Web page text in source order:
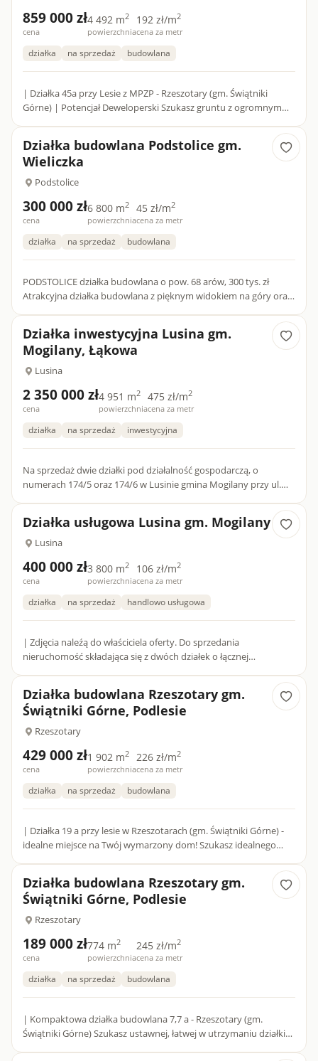
859 000 zł
cena
4 492 m2
powierzchnia
192 zł/m2
cena za metr
działka na sprzedaż budowlana
| Działka 45a przy Lesie z MPZP - Rzeszotary (gm. Świątniki
Górne) | Potencjał Deweloperski Szukasz gruntu z ogromnym
Działka budowlana Podstolice gm.
Wieliczka
Podstolice
300 000 zł
cena
6 800 m2
powierzchnia
45 zł/m2
cena za metr
działka na sprzedaż budowlana
PODSTOLICE działka budowlana o pow. 68 arów, 300 tys. zł
Atrakcyjna działka budowlana z pięknym widokiem na góry oraz
Działka inwestycyjna Lusina gm.
Mogilany, Łąkowa
Lusina
2 350 000 zł
cena
4 951 m2
powierzchnia
475 zł/m2
cena za metr
działka na sprzedaż inwestycyjna
Na sprzedaż dwie działki pod działalność gospodarczą, o
numerach 174/5 oraz 174/6 w Lusinie gmina Mogilany przy ul.
Działka usługowa Lusina gm. Mogilany
Lusina
400 000 zł
cena
3 800 m2
powierzchnia
106 zł/m2
cena za metr
działka na sprzedaż handlowo usługowa
| Zdjęcia naleźą do właściciela oferty. Do sprzedania
nieruchomość składająca się z dwóch działek o łącznej
Działka budowlana Rzeszotary gm.
Świątniki Górne, Podlesie
Rzeszotary
429 000 zł
cena
1 902 m2
powierzchnia
226 zł/m2
cena za metr
działka na sprzedaż budowlana
| Działka 19 a przy lesie w Rzeszotarach (gm. Świątniki Górne) -
idealne miejsce na Twój wymarzony dom! Szukasz idealnego
Działka budowlana Rzeszotary gm.
Świątniki Górne, Podlesie
Rzeszotary
189 000 zł
cena
774 m2
powierzchnia
245 zł/m2
cena za metr
działka na sprzedaż budowlana
| Kompaktowa działka budowlana 7,7 a - Rzeszotary (gm.
Świątniki Górne) Szukasz ustawnej, łatwej w utrzymaniu działki